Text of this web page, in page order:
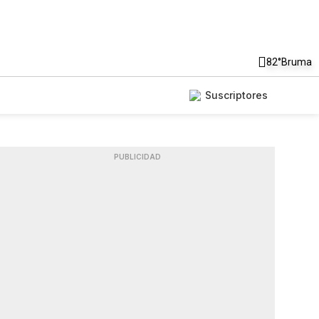
82°Bruma
Suscriptores
PUBLICIDAD